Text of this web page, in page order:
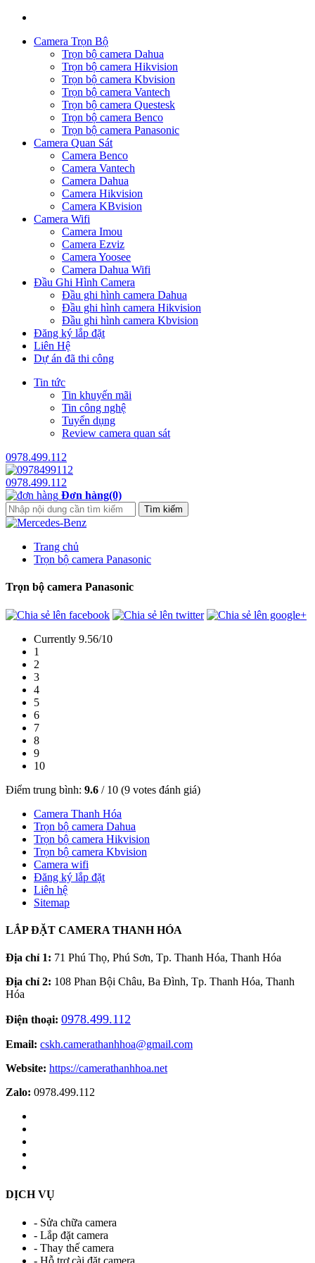
Camera Trọn Bộ
Trọn bộ camera Dahua
Trọn bộ camera Hikvision
Trọn bộ camera Kbvision
Trọn bộ camera Vantech
Trọn bộ camera Questesk
Trọn bộ camera Benco
Trọn bộ camera Panasonic
Camera Quan Sát
Camera Benco
Camera Vantech
Camera Dahua
Camera Hikvision
Camera KBvision
Camera Wifi
Camera Imou
Camera Ezviz
Camera Yoosee
Camera Dahua Wifi
Đầu Ghi Hình Camera
Đầu ghi hình camera Dahua
Đầu ghi hình camera Hikvision
Đầu ghi hình camera Kbvision
Đăng ký lắp đặt
Liên Hệ
Dự án đã thi công
Tin tức
Tin khuyến mãi
Tin công nghệ
Tuyển dụng
Review camera quan sát
0978.499.112
0978.499.112
Đơn hàng(0)
Trang chủ
Trọn bộ camera Panasonic
Trọn bộ camera Panasonic
Currently 9.56/10
1
2
3
4
5
6
7
8
9
10
Điểm trung bình: 9.6 / 10 (9 votes đánh giá)
Camera Thanh Hóa
Trọn bộ camera Dahua
Trọn bộ camera Hikvision
Trọn bộ camera Kbvision
Camera wifi
Đăng ký lắp đặt
Liên hệ
Sitemap
LẮP ĐẶT CAMERA THANH HÓA
Địa chỉ 1: 71 Phú Thọ, Phú Sơn, Tp. Thanh Hóa, Thanh Hóa
Địa chỉ 2: 108 Phan Bội Châu, Ba Đình, Tp. Thanh Hóa, Thanh
Hóa
Điện thoại: 0978.499.112
Email: cskh.camerathanhhoa@gmail.com
Website: https://camerathanhhoa.net
Zalo: 0978.499.112
DỊCH VỤ
- Sửa chữa camera
- Lắp đặt camera
- Thay thế camera
- Hỗ trợ cài đặt camera